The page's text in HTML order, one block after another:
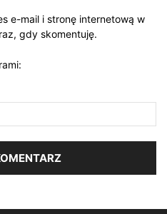
e-mail i stronę internetową w
gdy skomentuję.